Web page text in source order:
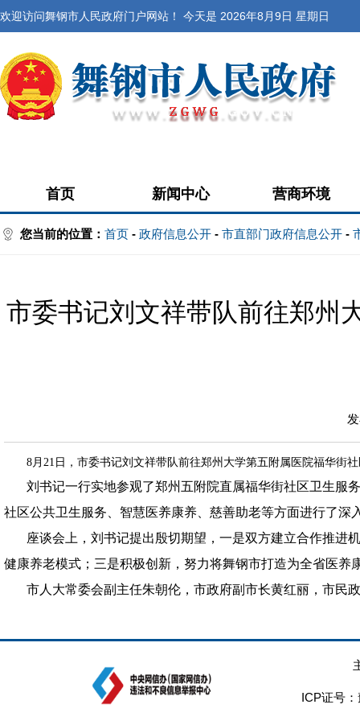
欢迎访问舞钢市人民政府门户网站！ 今天是 2026年8月9日 星期日
首页 新闻中心 营商环境
您当前的位置： 首页 - 政府信息公开 - 市直部门政府信息公开 -
市委书记刘文祥带队前往郑州
8月21日，市委书记刘文祥带队前往郑州大学第五附属医院福华街
刘书记一行实地参观了郑州五附院直属福华街社区卫生服
社区公共卫生服务、智慧医养康养、慈善助老等方面进行了深
座谈会上，刘书记提出殷切期望，一是双方建立合作推进
健康养老模式；三是积极创新，努力将舞钢市打造为全省医
市人大常委会副主任朱朝伦，市政府副市长黄红丽，市民
ICP证号：